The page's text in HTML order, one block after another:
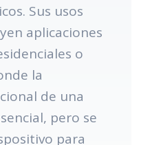
Sus usos
aplicaciones
o
la
de una
pero se
para